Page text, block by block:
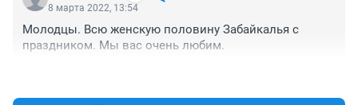
8 марта 2022, 13:54
Молодцы. Всю женскую половину Забайкалья с
праздником. Мы вас очень любим.